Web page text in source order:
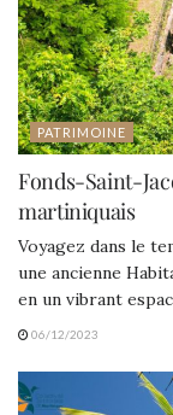
PATRIMOINE
Fonds-Saint-
martiniquais
Voyagez dans le
une ancienne
en un vibrant
06/12/2023